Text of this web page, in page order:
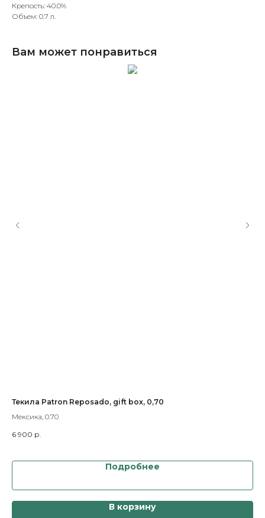
Крепость: 40.0%
Объем: 0.7 л.
Вам может понравиться
Текила Patron Reposado, gift box, 0,70
Мексика, 0.70
6 900 р.
Подробнее
В корзину